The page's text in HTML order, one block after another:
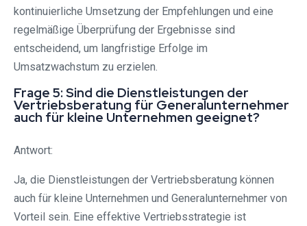
kontinuierliche Umsetzung der Empfehlungen und eine
regelmäßige Überprüfung der Ergebnisse sind
entscheidend, um langfristige Erfolge im
Umsatzwachstum zu erzielen.
Frage 5: Sind die Dienstleistungen der
Vertriebsberatung für Generalunternehmer
auch für kleine Unternehmen geeignet?
Antwort:
Ja, die Dienstleistungen der Vertriebsberatung können
auch für kleine Unternehmen und Generalunternehmer von
Vorteil sein. Eine effektive Vertriebsstrategie ist